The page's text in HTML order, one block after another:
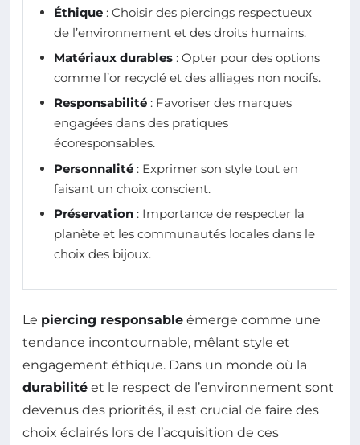
Éthique : Choisir des piercings respectueux
de l’environnement et des droits humains.
Matériaux durables : Opter pour des options
comme l’or recyclé et des alliages non nocifs.
Responsabilité : Favoriser des marques
engagées dans des pratiques
écoresponsables.
Personnalité : Exprimer son style tout en
faisant un choix conscient.
Préservation : Importance de respecter la
planète et les communautés locales dans le
choix des bijoux.
Le piercing responsable émerge comme une
tendance incontournable, mêlant style et
engagement éthique. Dans un monde où la
durabilité et le respect de l’environnement sont
devenus des priorités, il est crucial de faire des
choix éclairés lors de l’acquisition de ces